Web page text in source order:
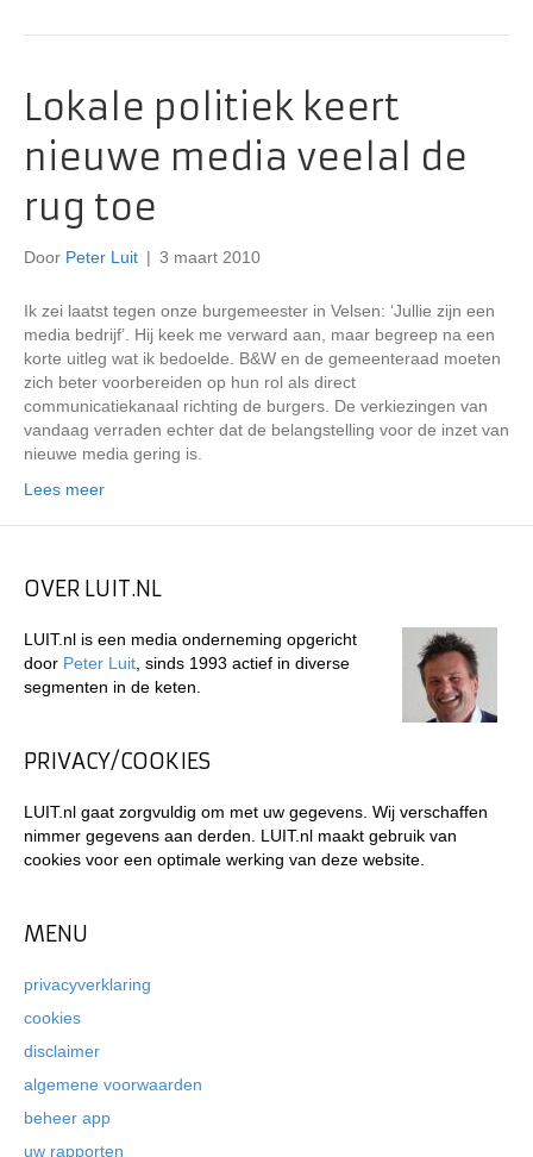
Lokale politiek keert
nieuwe media veelal de
rug toe
Door Peter Luit | 3 maart 2010
Ik zei laatst tegen onze burgemeester in Velsen: ‘Jullie zijn een
media bedrijf’. Hij keek me verward aan, maar begreep na een
korte uitleg wat ik bedoelde. B&W en de gemeenteraad moeten
zich beter voorbereiden op hun rol als direct
communicatiekanaal richting de burgers. De verkiezingen van
vandaag verraden echter dat de belangstelling voor de inzet van
nieuwe media gering is.
Lees meer
OVER LUIT.NL
LUIT.nl is een media onderneming opgericht
door Peter Luit , sinds 1993 actief in diverse
segmenten in de keten.
PRIVACY/COOKIES
LUIT.nl gaat zorgvuldig om met uw gegevens. Wij verschaffen
nimmer gegevens aan derden. LUIT.nl maakt gebruik van
cookies voor een optimale werking van deze website.
MENU
privacyverklaring
cookies
disclaimer
algemene voorwaarden
beheer app
uw rapporten